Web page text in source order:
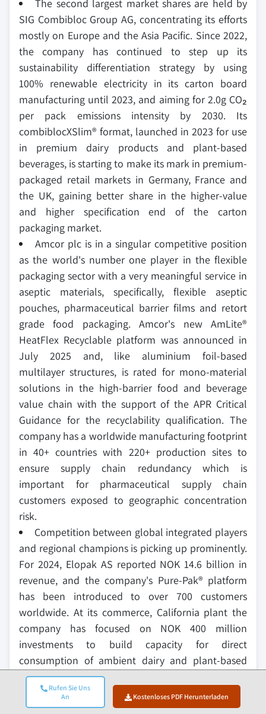
Rufen Sie Uns
An
Kostenloses PDF Herunterladen
The second largest market shares are held by
SIG Combibloc Group AG, concentrating its efforts
mostly on Europe and the Asia Pacific. Since 2022,
the company has continued to step up its
sustainability differentiation strategy by using
100% renewable electricity in its carton board
manufacturing until 2023, and aiming for 2.0g CO₂
per pack emissions intensity by 2030. Its
combiblocXSlim® format, launched in 2023 for use
in premium dairy products and plant-based
beverages, is starting to make its mark in premium-
packaged retail markets in Germany, France and
the UK, gaining better share in the higher-value
and higher specification end of the carton
packaging market.
Amcor plc is in a singular competitive position
as the world's number one player in the flexible
packaging sector with a very meaningful service in
aseptic materials, specifically, flexible aseptic
pouches, pharmaceutical barrier films and retort
grade food packaging. Amcor's new AmLite®
HeatFlex Recyclable platform was announced in
July 2025 and, like aluminium foil-based
multilayer structures, is rated for mono-material
solutions in the high-barrier food and beverage
value chain with the support of the APR Critical
Guidance for the recyclability qualification. The
company has a worldwide manufacturing footprint
in 40+ countries with 220+ production sites to
ensure supply chain redundancy which is
important for pharmaceutical supply chain
customers exposed to geographic concentration
risk.
Competition between global integrated players
and regional champions is picking up prominently.
For 2024, Elopak AS reported NOK 14.6 billion in
revenue, and the company's Pure-Pak® platform
has been introduced to over 700 customers
worldwide. At its commerce, California plant the
company has focused on NOK 400 million
investments to build capacity for direct
consumption of ambient dairy and plant-based
beverages in North America, decreasing its
dependence on transatlantic material logistics in
North America. Greatview Aseptic Packaging Co.